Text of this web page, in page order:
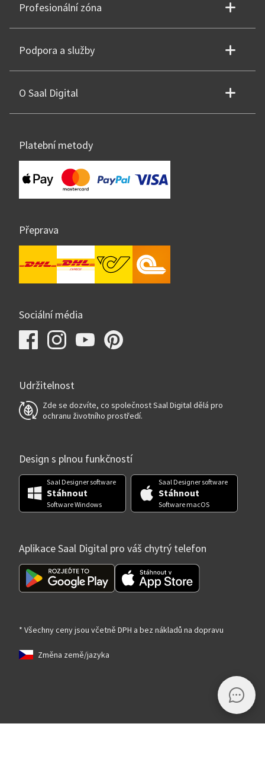
Profesionální zóna
Podpora a služby
O Saal Digital
Platební metody
Přeprava
Sociální média
Udržitelnost
Zde se dozvíte, co společnost Saal Digital dělá pro
ochranu životního prostředí.
Design s plnou funkčností
Saal Designer software
Stáhnout
Software Windows
Saal Designer software
Stáhnout
Software macOS
Aplikace Saal Digital pro váš chytrý telefon
* Všechny ceny jsou včetně DPH a bez nákladů na dopravu
Změna země/jazyka